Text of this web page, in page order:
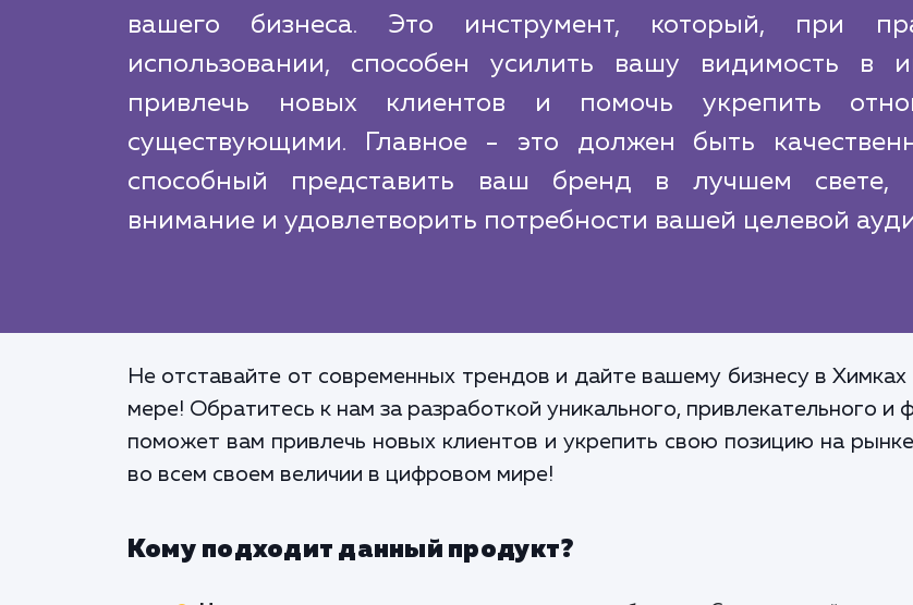
вашего бизнеса. Это инструмент, который, при
использовании, способен усилить вашу видимость в
привлечь новых клиентов и помочь укрепить
существующими. Главное - это должен быть
способный представить ваш бренд в лучшем свете,
внимание и удовлетворить потребности вашей целевой
Не отставайте от современных трендов и дайте вашему бизнесу в
мере! Обратитесь к нам за разработкой уникального, привлекательного и
поможет вам привлечь новых клиентов и укрепить свою позицию на
во всем своем величии в цифровом мире!
Кому подходит данный продукт?